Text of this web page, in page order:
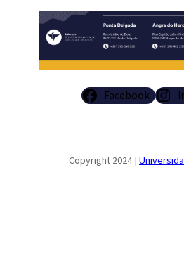
Facebook
Copyright 2024 |